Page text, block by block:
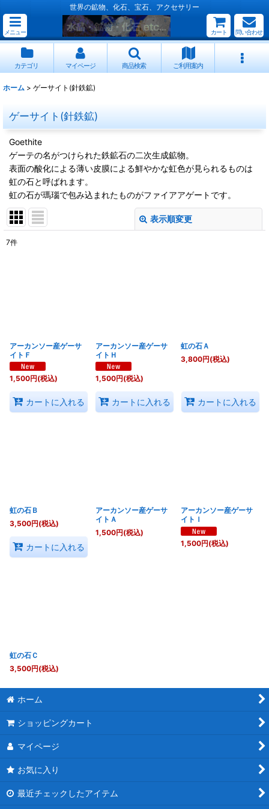
世界の鉱物、化石、宝石、アクセサリー
メニュー カート 問い合わせ
カテゴリ マイページ 商品検索 ご利用案内
ホーム > ゲーサイト(針鉄鉱)
ゲーサイト(針鉄鉱)
Goethite
ゲーテの名がつけられた鉄鉱石の二次生成鉱物。
表面の酸化による薄い皮膜による鮮やかな虹色が見られるものは
虹の石と呼ばれます。
虹の石が瑪瑙で包み込まれたものがファイアアゲートです。
表示順変更
7件
アーカンソー産ゲーサ
イトＦ
1,500円(税込)
カートに入れる
アーカンソー産ゲーサ
イトＨ
1,500円(税込)
カートに入れる
虹の石Ａ
3,800円(税込)
カートに入れる
虹の石Ｂ
3,500円(税込)
カートに入れる
アーカンソー産ゲーサ
イトＡ
1,500円(税込)
アーカンソー産ゲーサ
イトＩ
1,500円(税込)
虹の石Ｃ
3,500円(税込)
ホーム
ショッピングカート
マイページ
お気に入り
最近チェックしたアイテム